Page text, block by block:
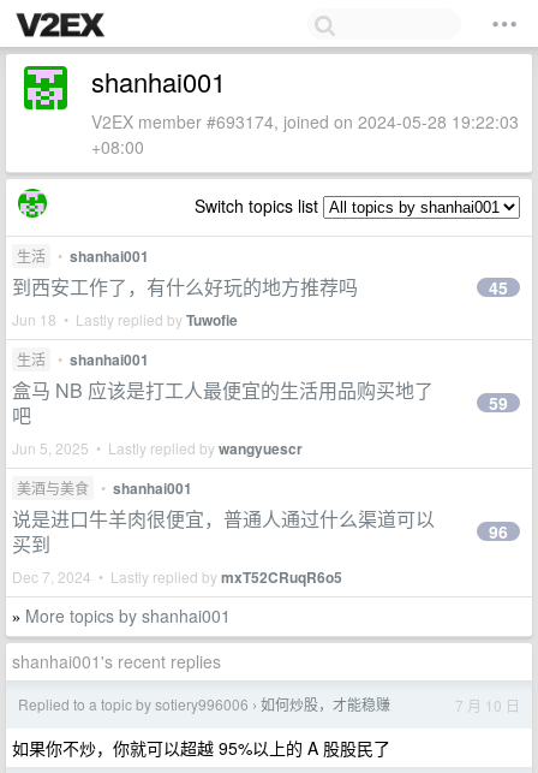
shanhai001
V2EX member #693174, joined on 2024-05-28 19:22:03
+08:00
Switch topics list
生活 • shanhai001
到西安工作了，有什么好玩的地方推荐吗
Jun 18 • Lastly replied byTuwofie
45
生活 • shanhai001
盒马 NB 应该是打工人最便宜的生活用品购买地了
吧
Jun 5, 2025 • Lastly replied bywangyuescr
59
美酒与美食 • shanhai001
说是进口牛羊肉很便宜，普通人通过什么渠道可以
买到
Dec 7, 2024 • Lastly replied bymxT52CRuqR6o5
96
» More topics by shanhai001
shanhai001's recent replies
Replied to a topic by sotiery996006 › 如何炒股，才能稳赚 7 月 10 日
如果你不炒，你就可以超越 95%以上的 A 股股民了